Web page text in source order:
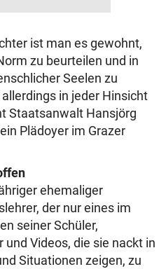
ist man es gewohnt,
zu beurteilen und in
Seelen zu
in jeder Hinsicht
Staatsanwalt Hansjörg
Plädoyer im Grazer
ehemaliger
der nur eines im
seiner Schüler,
Videos, die sie nackt in
Situationen zeigen, zu